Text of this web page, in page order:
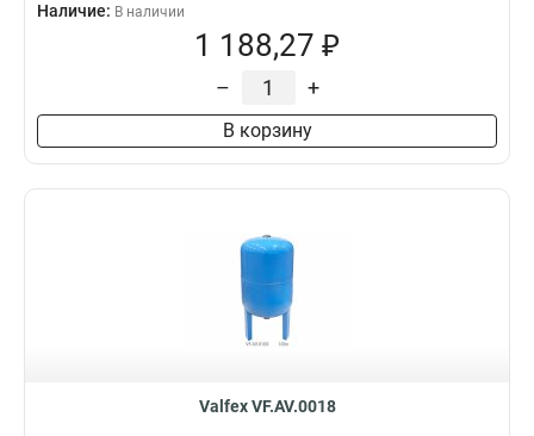
Наличие: В наличии
1 188,27 ₽
– +
В корзину
Valfex VF.AV.0018